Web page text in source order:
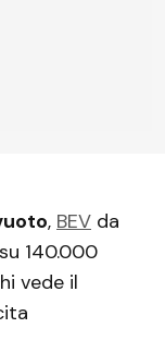
, BEV da
140.000
vede il